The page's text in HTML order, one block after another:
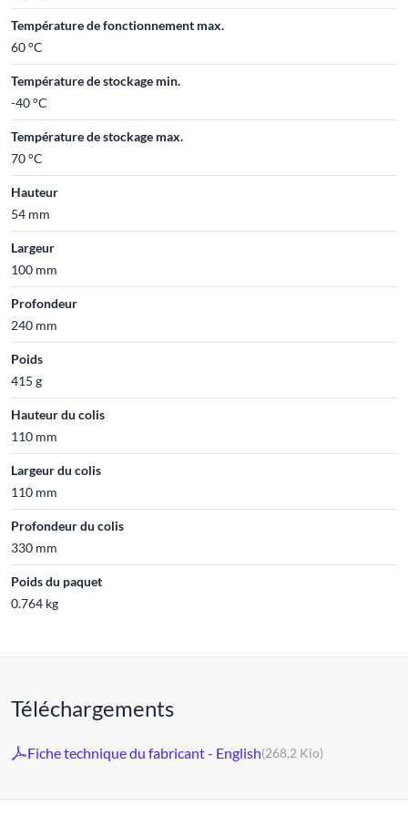
Température de fonctionnement max.
60 °C
Température de stockage min.
-40 °C
Température de stockage max.
70 °C
Hauteur
54 mm
Largeur
100 mm
Profondeur
240 mm
Poids
415 g
Hauteur du colis
110 mm
Largeur du colis
110 mm
Profondeur du colis
330 mm
Poids du paquet
0.764 kg
Téléchargements
Fiche technique du fabricant - English(268,2 Kio)